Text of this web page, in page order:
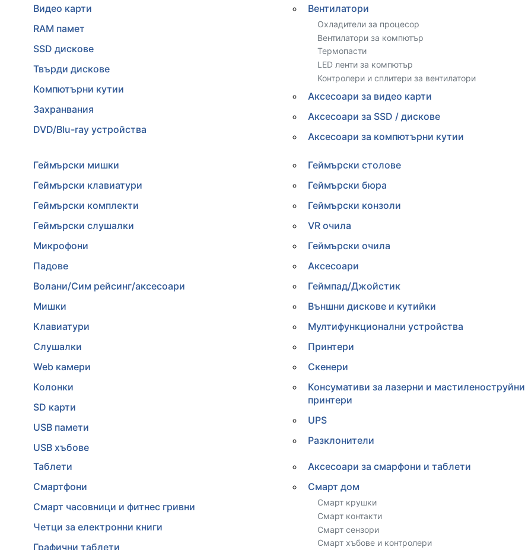
Видео карти
RAM памет
SSD дискове
Твърди дискове
Компютърни кутии
Захранвания
DVD/Blu-ray устройства
Вентилатори
Охладители за процесор
Вентилатори за компютър
Термопасти
LED ленти за компютър
Контролери и сплитери за вентилатори
Аксесоари за видео карти
Аксесоари за SSD / дискове
Аксесоари за компютърни кутии
Геймърски мишки
Геймърски клавиатури
Геймърски комплекти
Геймърски слушалки
Микрофони
Падове
Волани/Сим рейсинг/аксесоари
Геймърски столове
Геймърски бюра
Геймърски конзоли
VR очила
Геймърски очила
Аксесоари
Геймпад/Джойстик
Мишки
Клавиатури
Слушалки
Web камери
Колонки
SD карти
USB памети
USB хъбове
Външни дискове и кутийки
Мултифункционални устройства
Принтери
Скенери
Консумативи за лазерни и мастиленоструйни
принтери
UPS
Разклонители
Таблети
Смартфони
Смарт часовници и фитнес гривни
Четци за електронни книги
Графични таблети
Аксесоари за смарфони и таблети
Смарт дом
Смарт крушки
Смарт контакти
Смарт сензори
Смарт хъбове и контролери